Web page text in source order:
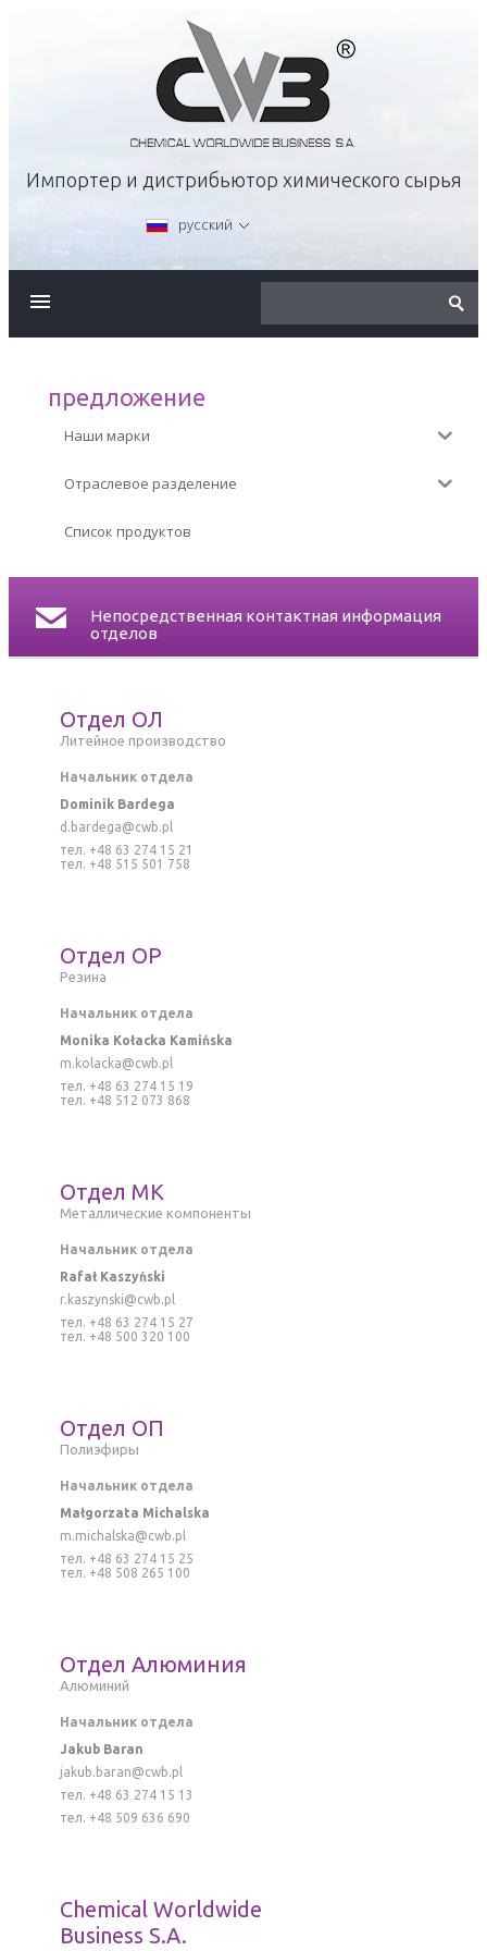
Импортер и дистрибьютор химического сырья
русский
КАРЬЕРА
КОНТАКТ
предложение
Наши марки
Отраслевое разделение
Список продуктов
Непосредственная контактная информация
отделов
Отдел ОЛ
Литейное производство
Начальник отдела
Dominik Bardega
d.bardega@cwb.pl
тел. +48 63 274 15 21
тел. +48 515 501 758
Отдел ОР
Резина
Начальник отдела
Monika Kołacka Kamińska
m.kolacka@cwb.pl
тел. +48 63 274 15 19
тел. +48 512 073 868
Отдел MK
Mеталлическиe компоненты
Начальник отдела
Rafał Kaszyński
r.kaszynski@cwb.pl
тел. +48 63 274 15 27
тел. +48 500 320 100
Отдел ОП
Полиэфиры
Начальник отдела
Małgorzata Michalska
m.michalska@cwb.pl
тел. +48 63 274 15 25
тел. +48 508 265 100
Отдел Алюминия
Алюминий
Начальник отдела
Jakub Baran
jakub.baran@cwb.pl
тел. +48 63 274 15 13
тел. +48 509 636 690
Chemical Worldwide
Business S.A.